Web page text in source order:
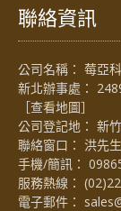
聯絡資訊
公司名稱： 莓亞
新北辦事處：
［查看地圖］
公司登記地： 新
聯絡窗口： 洪先
手機/簡訊：
服務熱線：
電子郵件：